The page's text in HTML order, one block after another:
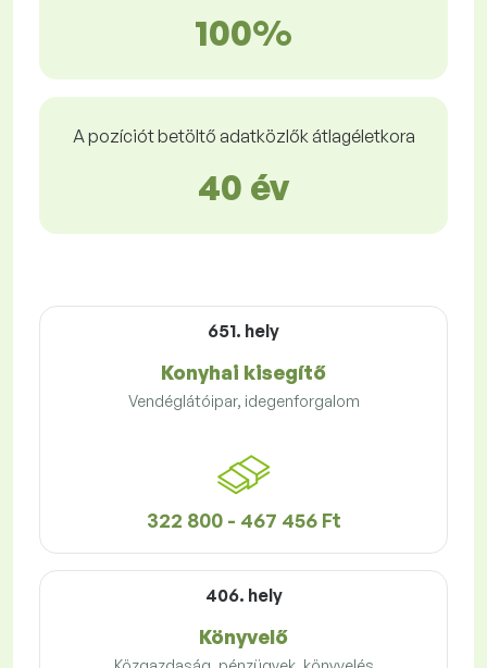
100%
A pozíciót betöltő adatközlők átlagéletkora
40 év
651. hely
Konyhai kisegítő
Vendéglátóipar, idegenforgalom
322 800 - 467 456 Ft
406. hely
Könyvelő